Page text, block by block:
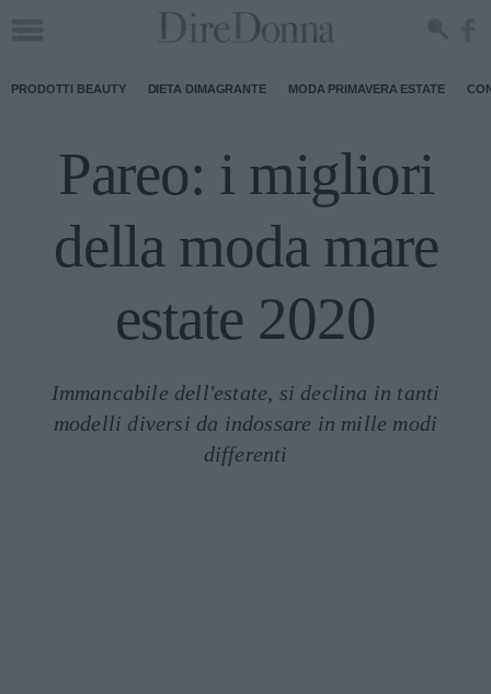
PRODOTTI BEAUTY DIETA DIMAGRANTE MODA PRIMAVERA ESTATE
Pareo: i migliori
della moda mare
estate 2020
Immancabile dell'estate, si declina in tanti
modelli diversi da indossare in mille modi
differenti